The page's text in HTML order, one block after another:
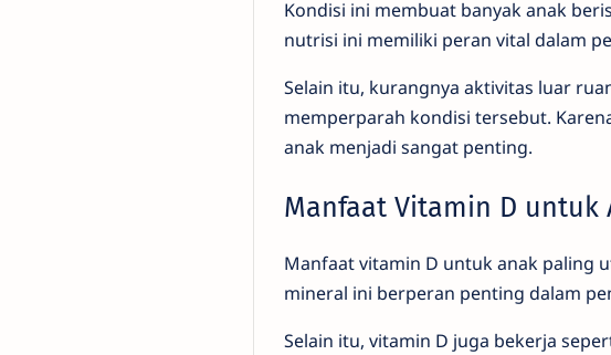
Kondisi ini membuat banyak anak
nutrisi ini memiliki peran vital dalam
Selain itu, kurangnya aktivitas luar
memperparah kondisi tersebut.
anak menjadi sangat penting.
Manfaat Vitamin D untuk
Manfaat vitamin D untuk anak paling
mineral ini berperan penting dalam
Selain itu, vitamin D juga bekerja